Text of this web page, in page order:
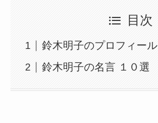
目次
鈴木明子のプロフィール
鈴木明子の名言 １０選